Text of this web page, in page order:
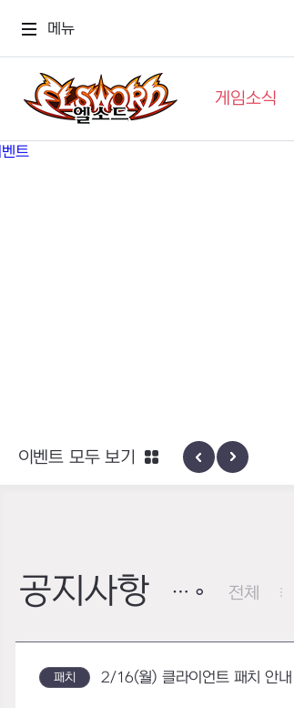
메뉴
게임소식
공지사항
신규 지역 네블론
이벤트 모두 보기
공지사항 전체
패치 2/16(월) 클라이언트 패치 안내